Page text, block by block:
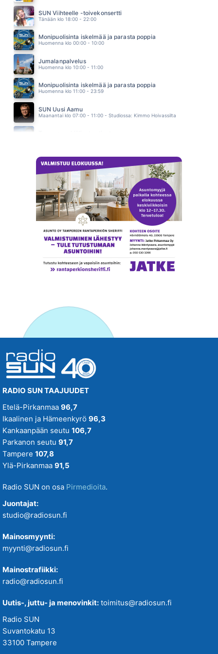
HEIKKI HELA
03.50
SUN Viihteelle -toivekonsertti
Tänään klo 18:00 - 22:00
Monipuolisinta iskelmää ja parasta poppia
Huomenna klo 00:00 - 10:00
Jumalanpalvelus
Huomenna klo 10:00 - 11:00
Monipuolisinta iskelmää ja parasta poppia
Huomenna klo 11:00 - 23:59
SUN Uusi Aamu
Maanantai klo 07:00 - 11:00 - Studiossa: Kimmo Hoivassilta
RADIO SUN TAAJUUDET
Etelä-Pirkanmaa 96,7
Ikaalinen ja Hämeenkyrö 96,3
Kankaanpään seutu 106,7
Parkanon seutu 91,7
Tampere 107,8
Ylä-Pirkanmaa 91,5
Radio SUN on osa Pirmedioita.
Juontajat:
studio@radiosun.fi
Mainosmyynti:
myynti@radiosun.fi
Mainostrafiikki:
radio@radiosun.fi
Uutis-, juttu- ja menovinkit: toimitus@radiosun.fi
Radio SUN
Suvantokatu 13
33100 Tampere